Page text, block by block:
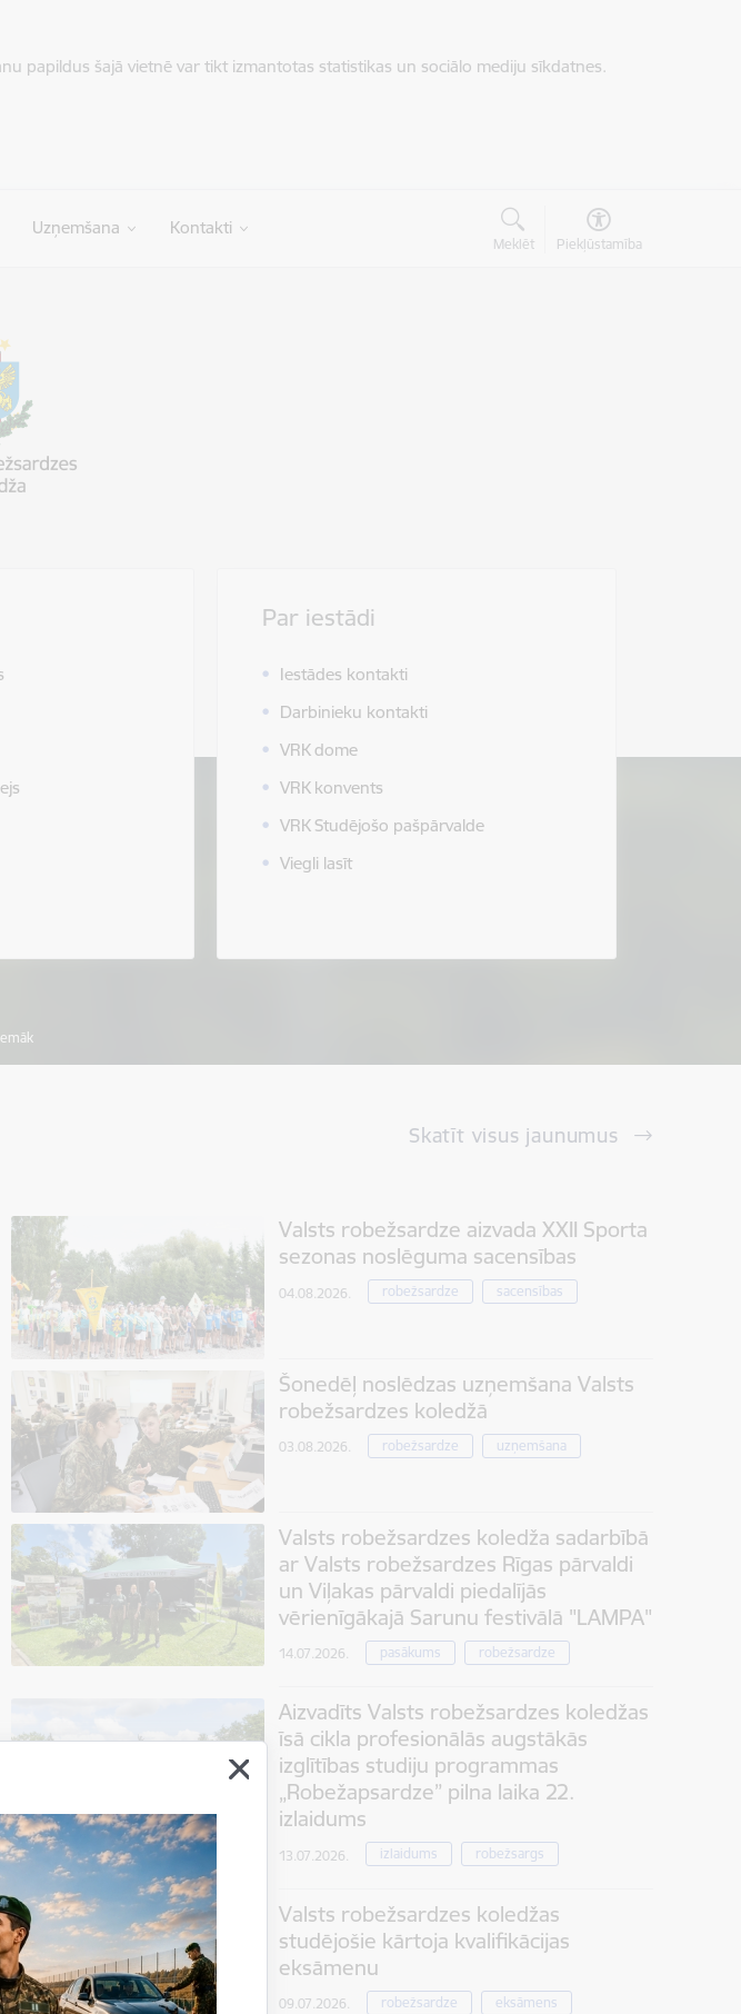
papildus šajā vietnē var tikt izmantotas statistikas un sociālo mediju sīkdatnes.
Uzņemšana Kontakti
Meklēt Piekļūstamība
Par iestādi
Iestādes kontakti
Darbinieku kontakti
VRK dome
VRK konvents
VRK Studējošo pašpārvalde
Viegli lasīt
Skatīt visus jaunumus
Valsts robežsardze aizvada XXII Sporta
sezonas noslēguma sacensības
04.08.2026. robežsardze sacensības
Šonedēļ noslēdzas uzņemšana Valsts
robežsardzes koledžā
03.08.2026. robežsardze uzņemšana
Valsts robežsardzes koledža sadarbībā
ar Valsts robežsardzes Rīgas pārvaldi
un Viļakas pārvaldi piedalījās
vērienīgākajā Sarunu festivālā "LAMPA"
14.07.2026. pasākums robežsardze
Aizvadīts Valsts robežsardzes koledžas
īsā cikla profesionālās augstākās
izglītības studiju programmas
„Robežapsardze” pilna laika 22.
izlaidums
13.07.2026. izlaidums robežsargs
Valsts robežsardzes koledžas
studējošie kārtoja kvalifikācijas
eksāmenu
09.07.2026. robežsardze eksāmens